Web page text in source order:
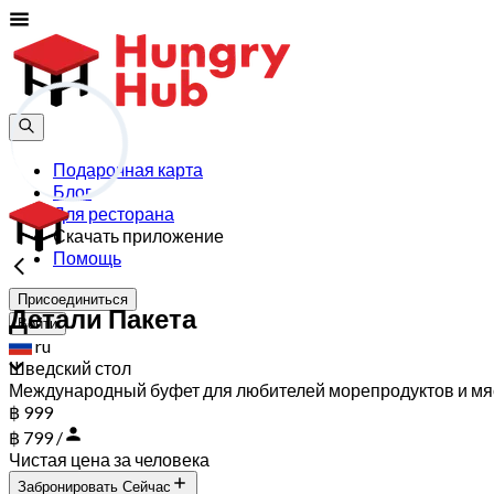
Подарочная карта
Блог
Для ресторана
Скачать приложение
Помощь
Присоединиться
Войти
ru
Детали Пакета
Шведский стол
Международный буфет для любителей морепродуктов и
฿ 999
฿ 799 /
Чистая цена за человека
Забронировать Сейчас